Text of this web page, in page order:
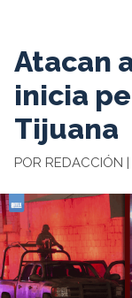
Atacan
inicia
Tijuana
POR REDACCIÓN